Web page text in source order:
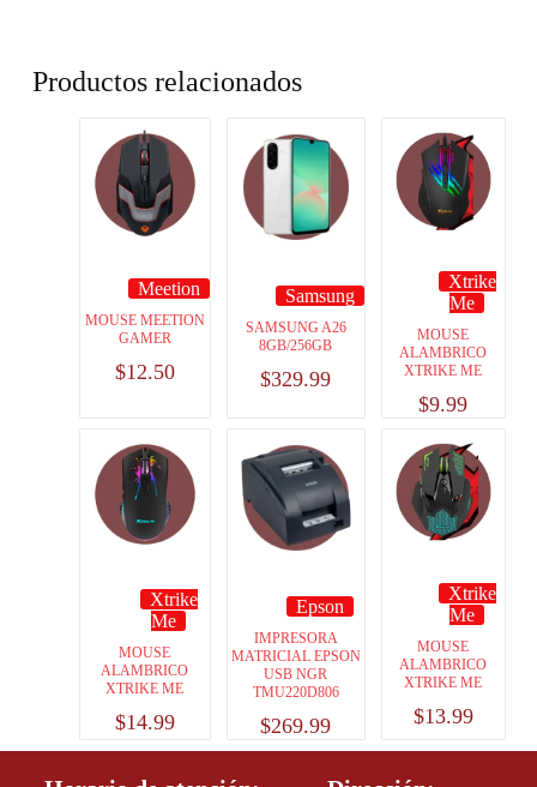
Productos relacionados
Meetion
MOUSE MEETION
GAMER
$12.50
Samsung
SAMSUNG A26
8GB/256GB
$329.99
Xtrike
Me
MOUSE
ALAMBRICO
XTRIKE ME
$9.99
Xtrike
Me
MOUSE
ALAMBRICO
XTRIKE ME
$14.99
Epson
IMPRESORA
MATRICIAL EPSON
USB NGR
TMU220D806
$269.99
Xtrike
Me
MOUSE
ALAMBRICO
XTRIKE ME
$13.99